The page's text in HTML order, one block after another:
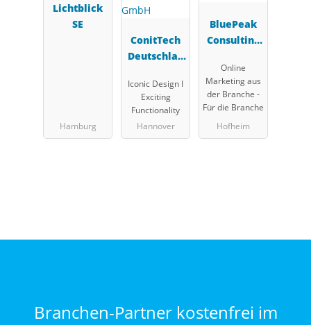
Lichtblick
SE
Hamburg
ConitTech
Deutschlan
Iconic Design I
Exciting
Functionality
Hannover
BluePeak
Consulting
Marketing
UG
Online
Marketing aus
der Branche -
Für die Branche
Hofheim
Branchen-Partner kostenfrei im